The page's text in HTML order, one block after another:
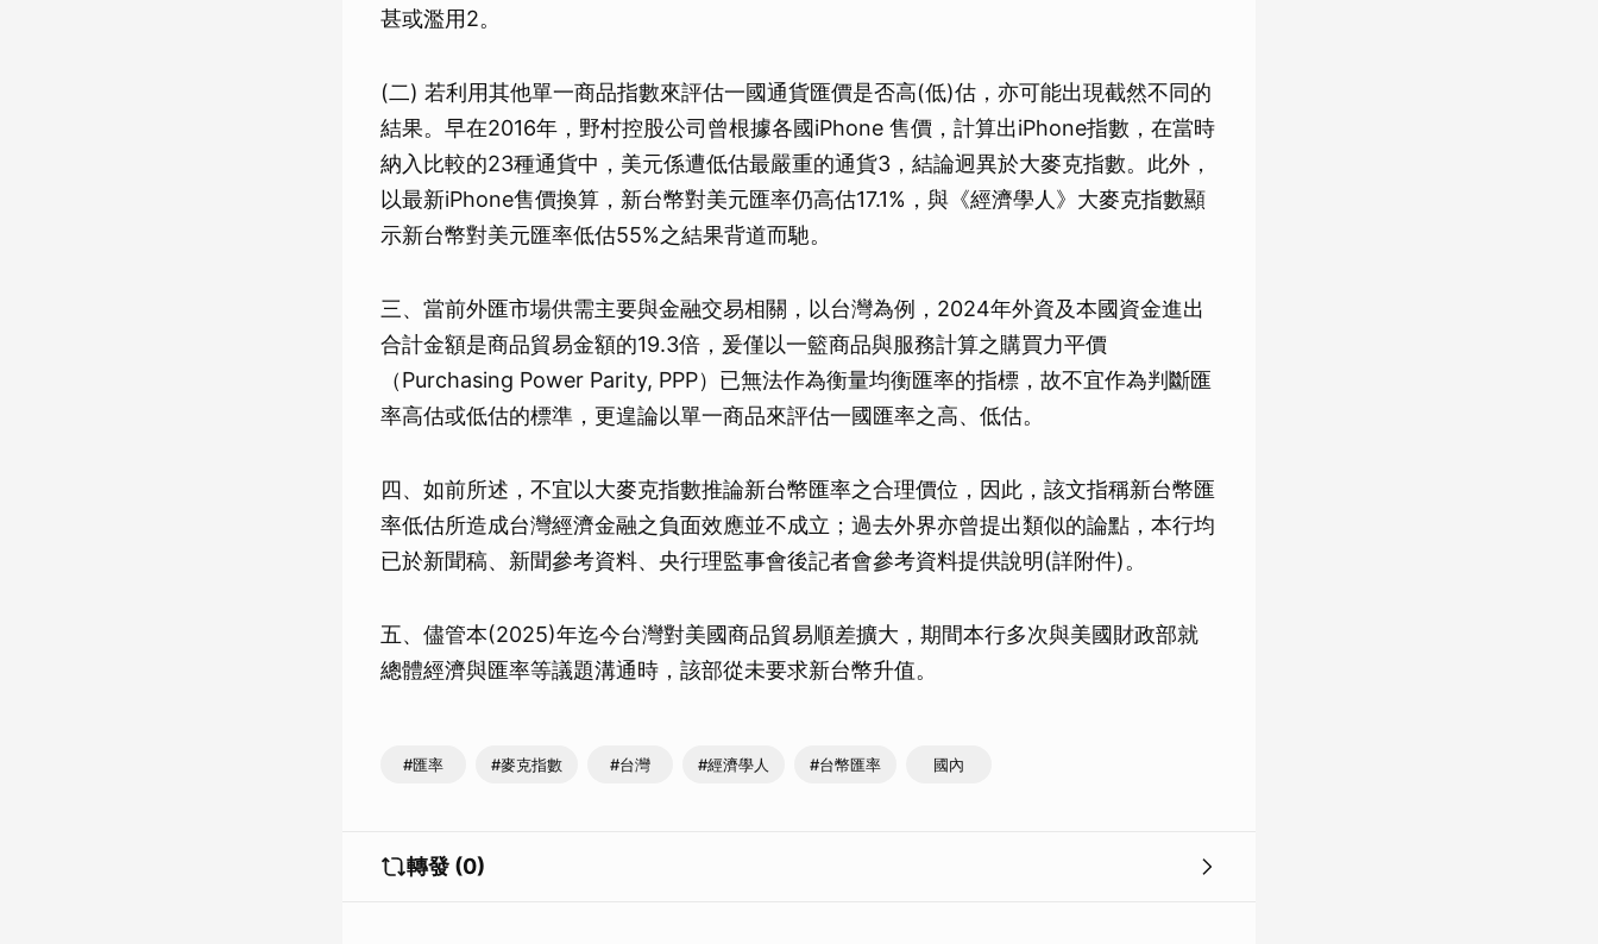
甚或濫用2。
(二) 若利用其他單一商品指數來評估一國通貨匯價是否高(低)估，亦可能出現截然不同的
結果。早在2016年，野村控股公司曾根據各國iPhone 售價，計算出iPhone指數，在當時
納入比較的23種通貨中，美元係遭低估最嚴重的通貨3，結論迥異於大麥克指數。此外，
以最新iPhone售價換算，新台幣對美元匯率仍高估17.1%，與《經濟學人》大麥克指數顯
示新台幣對美元匯率低估55%之結果背道而馳。
三、當前外匯市場供需主要與金融交易相關，以台灣為例，2024年外資及本國資金進出
合計金額是商品貿易金額的19.3倍，爰僅以一籃商品與服務計算之購買力平價
（Purchasing Power Parity, PPP）已無法作為衡量均衡匯率的指標，故不宜作為判斷匯
率高估或低估的標準，更遑論以單一商品來評估一國匯率之高、低估。
四、如前所述，不宜以大麥克指數推論新台幣匯率之合理價位，因此，該文指稱新台幣匯
率低估所造成台灣經濟金融之負面效應並不成立；過去外界亦曾提出類似的論點，本行均
已於新聞稿、新聞參考資料、央行理監事會後記者會參考資料提供說明(詳附件)。
五、儘管本(2025)年迄今台灣對美國商品貿易順差擴大，期間本行多次與美國財政部就
總體經濟與匯率等議題溝通時，該部從未要求新台幣升值。
#匯率 #麥克指數 #台灣 #經濟學人 #台幣匯率 國內
轉發 (0)